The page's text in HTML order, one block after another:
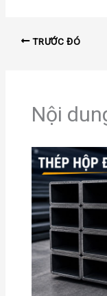
TRƯỚC ĐÓ
Nội